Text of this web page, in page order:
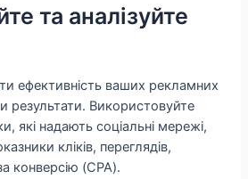
та аналізуйте
ефективність ваших рекламних
результати. Використовуйте
які надають соціальні мережі,
кліків, переглядів,
конверсію (CPA).